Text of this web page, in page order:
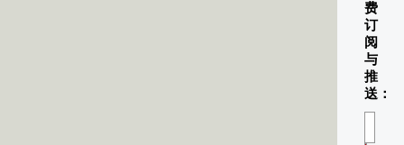
费
订
阅
与
推
送：